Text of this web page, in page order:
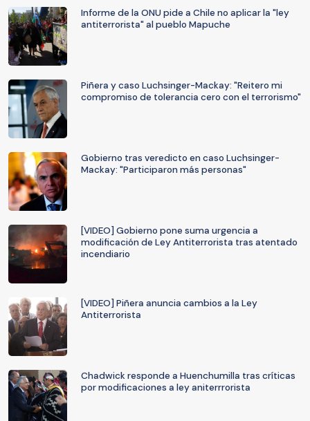
Informe de la ONU pide a Chile no aplicar la "ley
antiterrorista" al pueblo Mapuche
Piñera y caso Luchsinger-Mackay: "Reitero mi
compromiso de tolerancia cero con el terrorismo"
Gobierno tras veredicto en caso Luchsinger-
Mackay: "Participaron más personas"
[VIDEO] Gobierno pone suma urgencia a
modificación de Ley Antiterrorista tras atentado
incendiario
[VIDEO] Piñera anuncia cambios a la Ley
Antiterrorista
Chadwick responde a Huenchumilla tras críticas
por modificaciones a ley aniterrrorista